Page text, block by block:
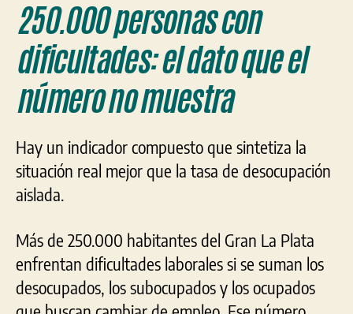
250.000 personas con
dificultades: el dato que el
número no muestra
Hay un indicador compuesto que sintetiza la
situación real mejor que la tasa de desocupación
aislada.
Más de 250.000 habitantes del Gran La Plata
enfrentan dificultades laborales si se suman los
desocupados, los subocupados y los ocupados